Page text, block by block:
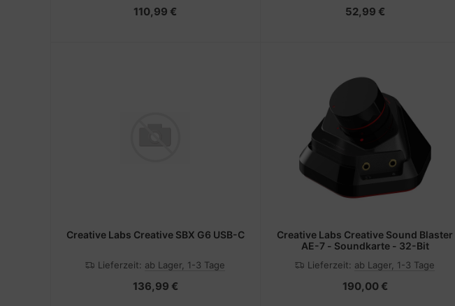
110,99 € 52,99 €
Creative Labs Creative SBX G6 USB-C
Lieferzeit: ab Lager, 1-3 Tage
136,99 €
Creative Labs Creative Sound Blaster
AE-7 - Soundkarte - 32-Bit
Lieferzeit: ab Lager, 1-3 Tage
190,00 €